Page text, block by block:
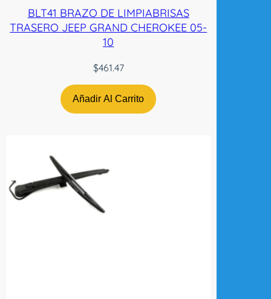
BLT41 BRAZO DE LIMPIABRISAS
TRASERO JEEP GRAND CHEROKEE 05-
10
$461.47
Añadir Al Carrito